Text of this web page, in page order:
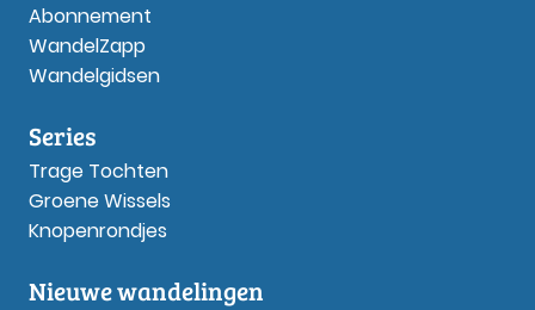
Abonnement
WandelZapp
Wandelgidsen
Series
Trage Tochten
Groene Wissels
Knopenrondjes
Nieuwe wandelingen